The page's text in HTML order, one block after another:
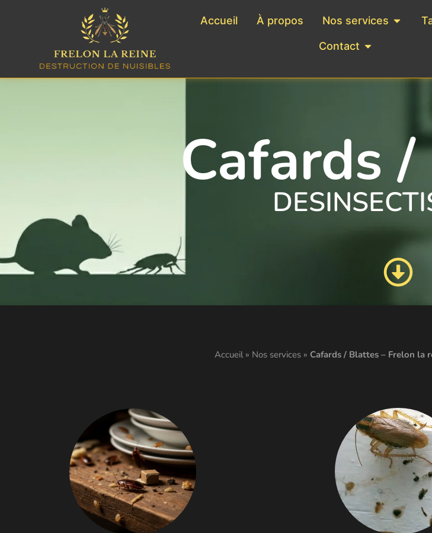
Accueil À propos Nos services
Contact
Cafards
Accueil» Nos services» Cafards / Blattes – Frelon la